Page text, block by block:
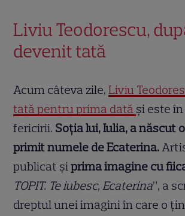
Liviu Teodorescu,
devenit tată
Acum câteva zile,Liviu
tată pentru prima dată și este
fericirii. Soția lui, Iulia, a născut
primit numele de Ecaterina.
publicat șiprima imagine cu
TOPIT. Te iubesc, Ecaterina”, a
dreptul unei imagini în care o